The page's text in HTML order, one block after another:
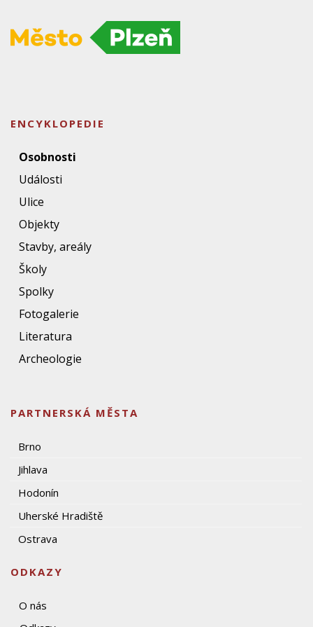
ENCYKLOPEDIE
Osobnosti
Události
Ulice
Objekty
Stavby, areály
Školy
Spolky
Fotogalerie
Literatura
Archeologie
PARTNERSKÁ MĚSTA
Brno
Jihlava
Hodonín
Uherské Hradiště
Ostrava
ODKAZY
O nás